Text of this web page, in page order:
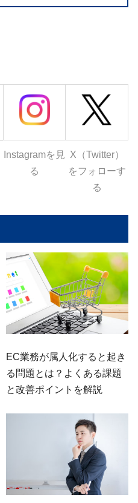
Instagramを見
る
X（Twitter）
をフォローす
る
EC業務が属人化すると起き
る問題とは？よくある課題
と改善ポイントを解説